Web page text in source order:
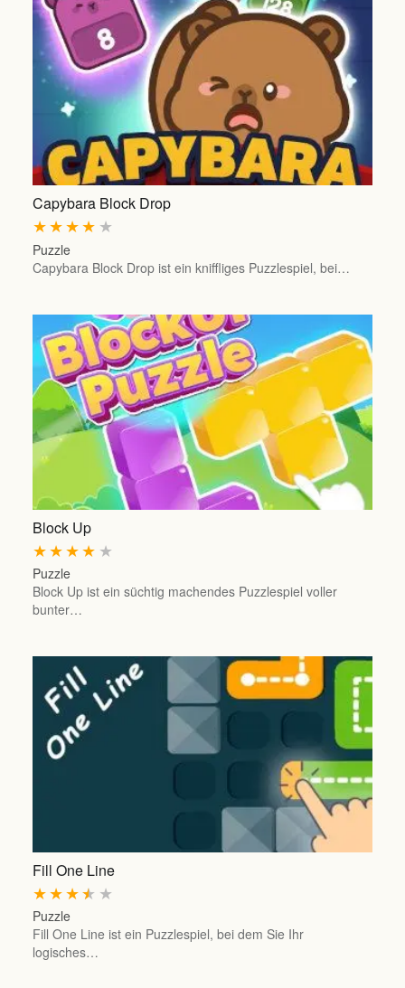
Capybara Block Drop
★
★
★
★
★
Puzzle
Capybara Block Drop ist ein kniffliges Puzzlespiel, bei…
Block Up
★
★
★
★
★
Puzzle
Block Up ist ein süchtig machendes Puzzlespiel voller
bunter…
Fill One Line
★
★
★
★
★
Puzzle
Fill One Line ist ein Puzzlespiel, bei dem Sie Ihr
logisches…